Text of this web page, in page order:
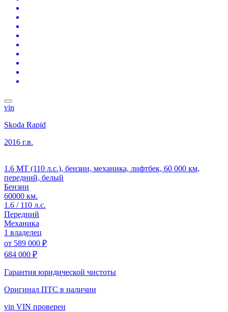
vin
Skoda Rapid
2016 г.в.
1.6 MT (110 л.с.), бензин, механика, лифтбек, 60 000 км,
передний, белый
Бензин
60000 км.
1.6 / 110 л.с.
Передний
Механика
1 владелец
от 589 000 ₽
684 000 ₽
Гарантия юридической чистоты
Оригинал ПТС в наличии
vin VIN проверен